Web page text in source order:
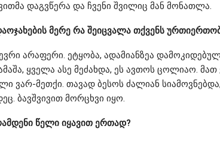
დაგვწერა და ჩვენი შვილიც მან მონათლა.
მერე რა შეიცვალა თქვენს
არაფერი. ეტყობა, ადამიანზეა
ყველა ასე მეძახდა, ეს ავთოს ცოლიაო.
ვარ-მეთქი. თავად ბესოს ძალიან
ბავშვივით მორცხვი იყო.
წელი იყავით ერთად?